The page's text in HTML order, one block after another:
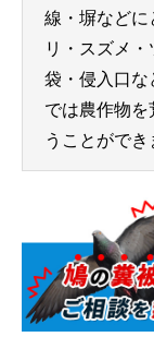
線・塀などに
リ・スズメ
袋・侵入口な
では農作物
うことができ